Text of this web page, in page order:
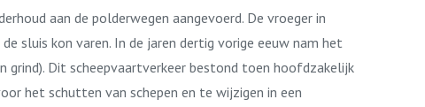
aan de polderwegen aangevoerd. De vroeger in
sluis kon varen. In de jaren dertig vorige eeuw nam het
Dit scheepvaartverkeer bestond toen hoofdzakelijk
het schutten van schepen en te wijzigen in een